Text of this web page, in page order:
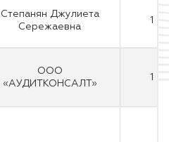
Степанян Джулиета
Сережаевна
1
ООО
«АУДИТКОНСАЛТ»
1